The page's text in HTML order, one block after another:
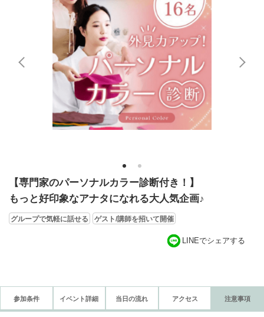
1 2
【専門家のパーソナルカラー診断付き！】
もっと好印象なアナタになれる大人気企画♪
グループで気軽に話せる ゲスト/講師を招いて開催
LINEでシェアする
参加条件 イベント詳細 当日の流れ アクセス 注意事項